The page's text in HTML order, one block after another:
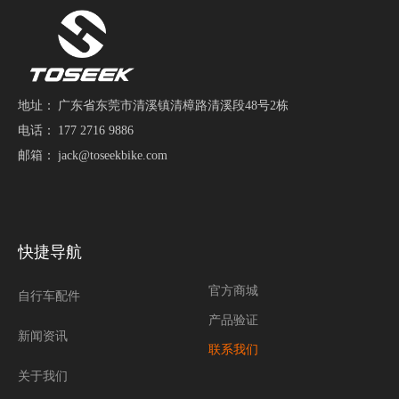
地址：
广东省东莞市清溪镇清樟路清溪段48号2栋
电话：
177 2716 9886
邮箱： jack@toseekbike.com
自行车配件
新闻资讯
关于我们
快捷导航
官方商城
产品验证
联系我们